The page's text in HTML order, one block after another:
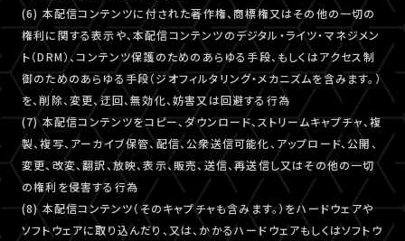
(6) 本配信コンテンツに付された著作権、商標権又はその他の一切の
権利に関する表示や、本配信コンテンツのデジタル・ライツ・マネジメン
ト（DRM）、コンテンツ保護のためのあらゆる手段、もしくはアクセス制
御のためのあらゆる手段（ジオフィルタリング・メカニズムを含みます。）
を、削除、変更、迂回、無効化、妨害又は回避する行為
(7) 本配信コンテンツをコピー、ダウンロード、ストリームキャプチャ、複
製、複写、アーカイブ保管、配信、公衆送信可能化、アップロード、公開、
変更、改変、翻訳、放映、表示、販売、送信、再送信し又はその他の一切
の権利を侵害する行為
(8) 本配信コンテンツ（そのキャプチャも含みます。）をハードウェアや
ソフトウェアに取り込んだり、又は、かかるハードウェアもしくはソフトウ